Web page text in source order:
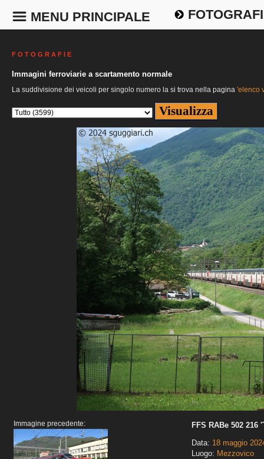
MENU PRINCIPALE
F O T O G R A F I E
Immagini ferroviarie a scartamento normale
La suddivisione dei veicoli per singolo numero la si trova nella pagina 'elenco
Immagine precedente:
FFS RABe 502 216
Data: 18 maggio
Luogo: Mezzovico